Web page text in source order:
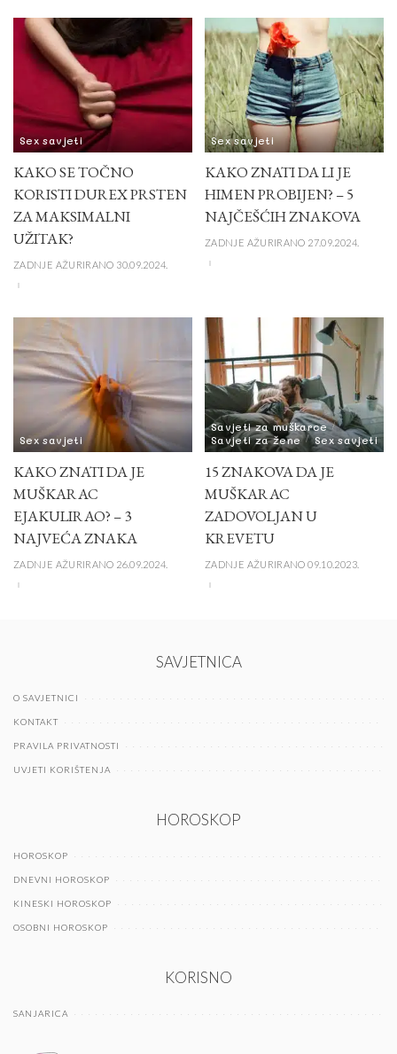
Sex savjeti
KAKO SE TOČNO
KORISTI DUREX PRSTEN
ZA MAKSIMALNI
UŽITAK?
ZADNJE AŽURIRANO 30.09.2024.
Sex savjeti
KAKO ZNATI DA LI JE
HIMEN PROBIJEN? – 5
NAJČEŠĆIH ZNAKOVA
ZADNJE AŽURIRANO 27.09.2024.
Sex savjeti
KAKO ZNATI DA JE
MUŠKARAC
EJAKULIRAO? – 3
NAJVEĆA ZNAKA
ZADNJE AŽURIRANO 26.09.2024.
Savjeti za muškarce
Savjeti za žene
Sex savjeti
15 ZNAKOVA DA JE
MUŠKARAC
ZADOVOLJAN U
KREVETU
ZADNJE AŽURIRANO 09.10.2023.
SAVJETNICA
O SAVJETNICI
KONTAKT
PRAVILA PRIVATNOSTI
UVJETI KORIŠTENJA
HOROSKOP
HOROSKOP
DNEVNI HOROSKOP
KINESKI HOROSKOP
OSOBNI HOROSKOP
KORISNO
SANJARICA